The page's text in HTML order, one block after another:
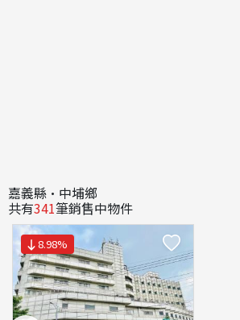
嘉義縣·中埔鄉
共有341筆銷售中物件
8.98%